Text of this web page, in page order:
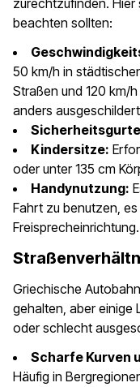
zurechtzufinden. Hier
beachten sollten:
50 km/h in
Straßen und 120 km/
anders
Kindersitze:
oder unter 135 cm
Handynutzung:
Fahrt zu benutzen,
Griechische
gehalten, aber einige
oder schlecht
Scharfe Kurven
Häufig in